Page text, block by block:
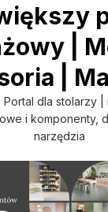
|
|
dla stolarzy |
i komponenty,
narzędzia